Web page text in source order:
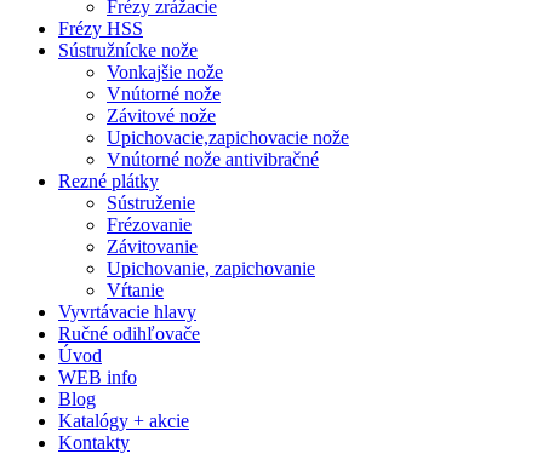
Frézy zrážacie
Frézy HSS
Sústružnícke nože
Vonkajšie nože
Vnútorné nože
Závitové nože
Upichovacie,zapichovacie nože
Vnútorné nože antivibračné
Rezné plátky
Sústruženie
Frézovanie
Závitovanie
Upichovanie, zapichovanie
Vŕtanie
Vyvrtávacie hlavy
Ručné odihľovače
Úvod
WEB info
Blog
Katalógy + akcie
Kontakty